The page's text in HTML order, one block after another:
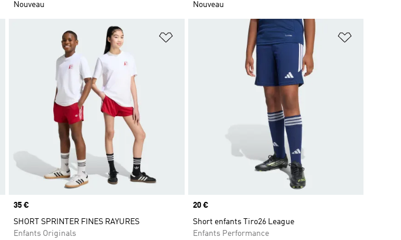
Nouveau
Nouveau
Ajouter à la Liste de produits favoris Ajouter à la Liste de produits favoris
Prix
35 €
SHORT SPRINTER FINES RAYURES
Enfants Originals
Prix
20 €
Short enfants Tiro26 League
Enfants Performance